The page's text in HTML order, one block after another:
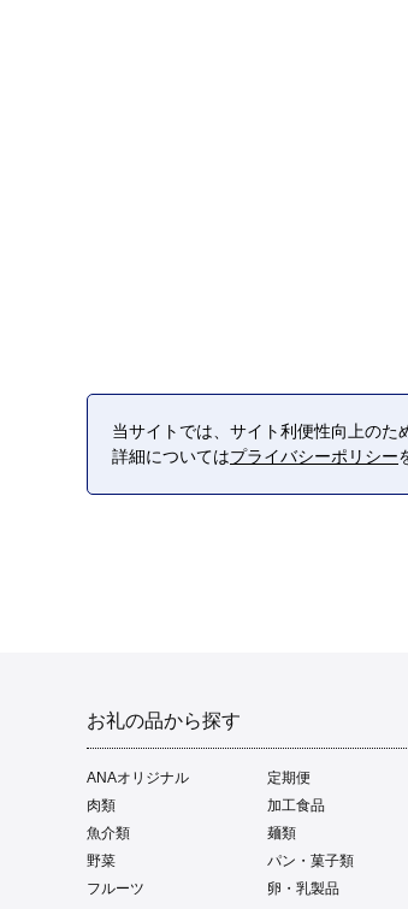
お礼の品から探す
ANAオリジナル 定期便
肉類
加工食品
魚介類
麺類
野菜
パン・菓子類
フルーツ
卵・乳製品
当サイトでは、サイト利便性向上のた
詳細についてはプライバシーポリシー